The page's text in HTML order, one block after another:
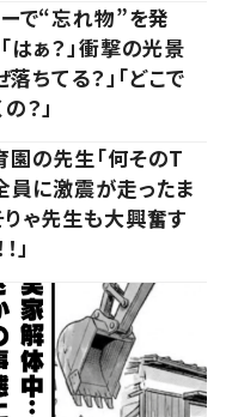
で“忘れ物”を発
ぁ？」衝撃の光景
落ちてる？」「どこで
？」
の先生「何そのT
員に激震が走ったま
ゃ先生も大興奮す
」